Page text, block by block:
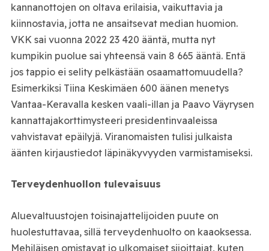
kannanottojen on oltava erilaisia, vaikuttavia ja
kiinnostavia, jotta ne ansaitsevat median huomion.
VKK sai vuonna 2022 23 420 ääntä, mutta nyt
kumpikin puolue sai yhteensä vain 8 665 ääntä. Entä
jos tappio ei selity pelkästään osaamattomuudella?
Esimerkiksi Tiina Keskimäen 600 äänen menetys
Vantaa-Keravalla kesken vaali-illan ja Paavo Väyrysen
kannattajakorttimysteeri presidentinvaaleissa
vahvistavat epäilyjä. Viranomaisten tulisi julkaista
äänten kirjaustiedot läpinäkyvyyden varmistamiseksi.
Terveydenhuollon tulevaisuus
Aluevaltuustojen toisinajattelijoiden puute on
huolestuttavaa, sillä terveydenhuolto on kaaoksessa.
Mehiläisen omistavat jo ulkomaiset sijoittajat, kuten